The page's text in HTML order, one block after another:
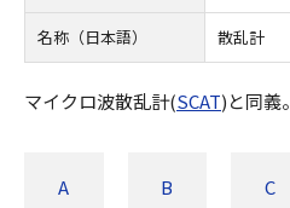
名称（日本語） 散乱計
マイクロ波散乱計(SCAT)と同義。
A B C